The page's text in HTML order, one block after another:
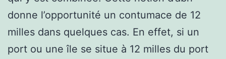
donne l’opportunité un contumace de 12
milles dans quelques cas. En effet, si un
port ou une île se situe à 12 milles du port